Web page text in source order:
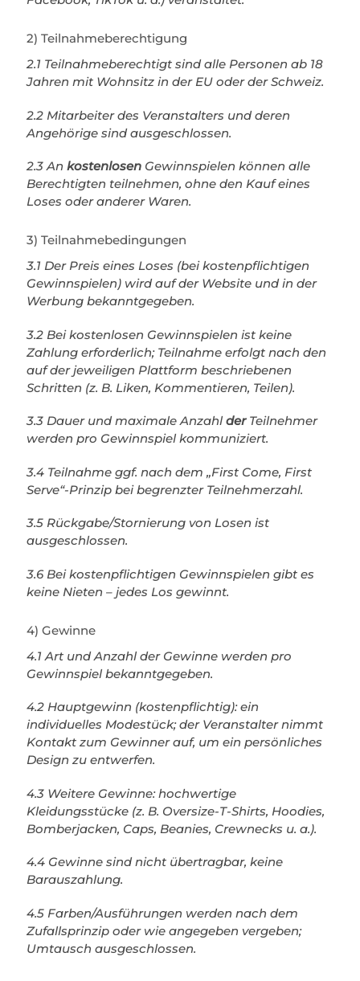
2) Teilnahmeberechtigung
2.1 Teilnahmeberechtigt sind alle Personen ab 18
Jahren mit Wohnsitz in der EU oder der Schweiz.
2.2 Mitarbeiter des Veranstalters und deren
Angehörige sind ausgeschlossen.
2.3 An kostenlosen Gewinnspielen können alle
Berechtigten teilnehmen, ohne den Kauf eines
Loses oder anderer Waren.
3) Teilnahmebedingungen
3.1 Der Preis eines Loses (bei kostenpflichtigen
Gewinnspielen) wird auf der Website und in der
Werbung bekanntgegeben.
3.2 Bei kostenlosen Gewinnspielen ist keine
Zahlung erforderlich; Teilnahme erfolgt nach den
auf der jeweiligen Plattform beschriebenen
Schritten (z. B. Liken, Kommentieren, Teilen).
3.3 Dauer und maximale Anzahl derTeilnehmer
werden pro Gewinnspiel kommuniziert.
3.4 Teilnahme ggf. nach dem „First Come, First
Serve“-Prinzip bei begrenzter Teilnehmerzahl.
3.5 Rückgabe/Stornierung von Losen ist
ausgeschlossen.
3.6 Bei kostenpflichtigen Gewinnspielen gibt es
keine Nieten – jedes Los gewinnt.
4) Gewinne
4.1 Art und Anzahl der Gewinne werden pro
Gewinnspiel bekanntgegeben.
4.2 Hauptgewinn (kostenpflichtig): ein
individuelles Modestück; der Veranstalter nimmt
Kontakt zum Gewinner auf, um ein persönliches
Design zu entwerfen.
4.3 Weitere Gewinne: hochwertige
Kleidungsstücke (z. B. Oversize-T-Shirts, Hoodies,
Bomberjacken, Caps, Beanies, Crewnecks u. a.).
4.4 Gewinne sind nicht übertragbar, keine
Barauszahlung.
4.5 Farben/Ausführungen werden nach dem
Zufallsprinzip oder wie angegeben vergeben;
Umtausch ausgeschlossen.